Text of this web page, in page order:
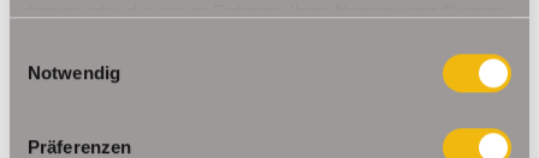
Notwendig
Präferenzen
Tonna / Gräfentonna Udestedt
kaufen Am Ettersberg
Immobilien Am